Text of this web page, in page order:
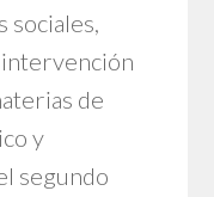
sociales,
intervención
de
y
segundo